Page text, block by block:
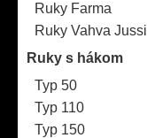
Ruky Farma
Ruky Vahva Jussi
Ruky s hákom
Typ 50
Typ 110
Typ 150